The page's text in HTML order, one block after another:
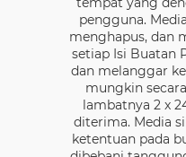
pengguna.
menghapus, dan
setiap Isi Buatan
dan melanggar
mungkin
lambatnya 2 x
diterima. Media
ketentuan pada